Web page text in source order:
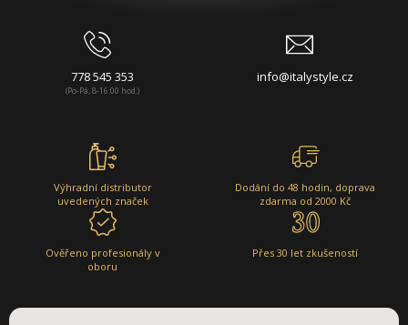
778 545 353
(Po-Pá, 8-16:00 hod.)
info@italystyle.cz
Výhradní distributor
uvedených značek
Dodání do 48 hodin, doprava
zdarma od 2000 Kč
Ověřeno profesionály v
oboru
Přes 30 let zkušeností